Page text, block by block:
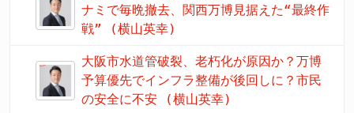
ナミで毎晩撤去、関西万博見据えた“最終作
戦” (横山英幸)
大阪市水道管破裂、老朽化が原因か？万博
予算優先でインフラ整備が後回しに？市民
の安全に不安 (横山英幸)